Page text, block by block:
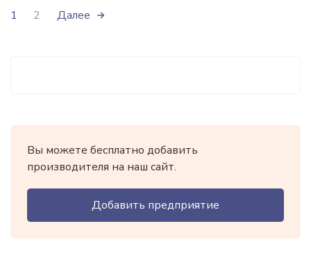
1 2 Далее
Вы можете бесплатно добавить
производителя на наш сайт.
Добавить предприятие